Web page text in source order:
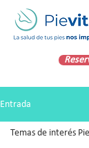
Entrada
Temas de interés